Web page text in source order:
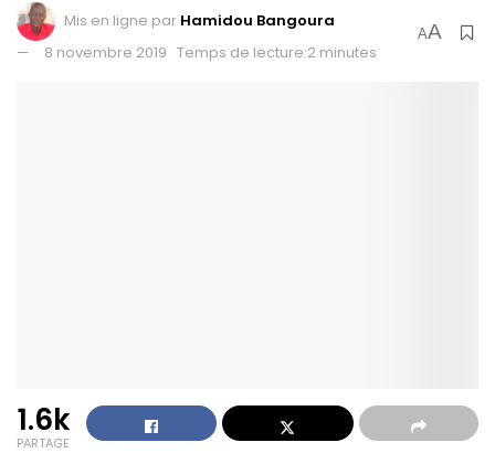
Mis en ligne par Hamidou Bangoura
8 novembre 2019 Temps de lecture:2 minutes
AA
1.6k
PARTAGE